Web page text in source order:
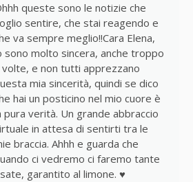
queste sono le notizie che
sentire, che stai reagendo e
va sempre meglio!!Cara Elena,
sono molto sincera, anche troppo
volte, e non tutti apprezzano
mia sincerità, quindi se dico
hai un posticino nel mio cuore è
pura verità. Un grande abbraccio
in attesa di sentirti tra le
braccia. Ahhh e guarda che
ci vedremo ci faremo tante
garantito al limone. ♥